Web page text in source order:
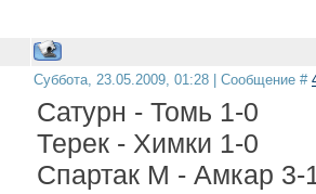
Суббота, 23.05.2009, 01:28 | Сообщение #
Сатурн - Томь 1-0
Терек - Химки 1-0
Спартак М - Амкар 3-